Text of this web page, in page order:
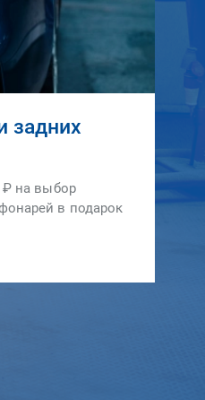
задних
₽ на выбор
в подарок